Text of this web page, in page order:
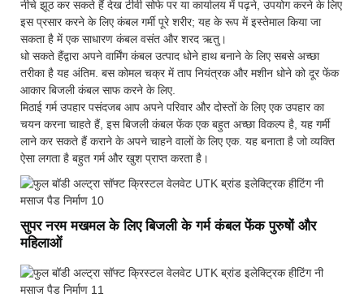
नीचे झूठ कर सकते हैं देख टीवी सोफे पर या कार्यालय में पढ़ने, उपयोग करने के लिए
इस प्रसार करने के लिए कंबल गर्मी पूरे शरीर; यह के रूप में इस्तेमाल किया जा
सकता है में एक साधारण कंबल वसंत और शरद ऋतु।
धो सकते हैंद्वारा अपने वार्मिंग कंबल उत्पाद धोने हाथ बनाने के लिए सबसे अच्छा
तरीका है यह अंतिम. बस कोमल चक्र में ताप नियंत्रक और मशीन धोने को दूर फेंक
आकार बिजली कंबल साफ करने के लिए.
मिठाई गर्म उपहार पसंदजब आप अपने परिवार और दोस्तों के लिए एक उपहार का
चयन करना चाहते हैं, इस बिजली कंबल फेंक एक बहुत अच्छा विकल्प है, यह गर्मी
लाने कर सकते हैं कराने के अपने चाहने वालों के लिए एक. यह बनाता है जो व्यक्ति
ऐसा लगता है बहुत गर्म और खुश प्राप्त करता है।
सुपर नरम मखमल के लिए बिजली के गर्म कंबल फेंक पुरुषों और
महिलाओं